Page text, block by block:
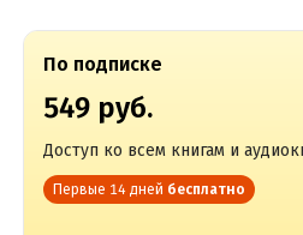
По подписке
549 руб.
Доступ ко всем книгам и
Первые 14 дней бесплатно